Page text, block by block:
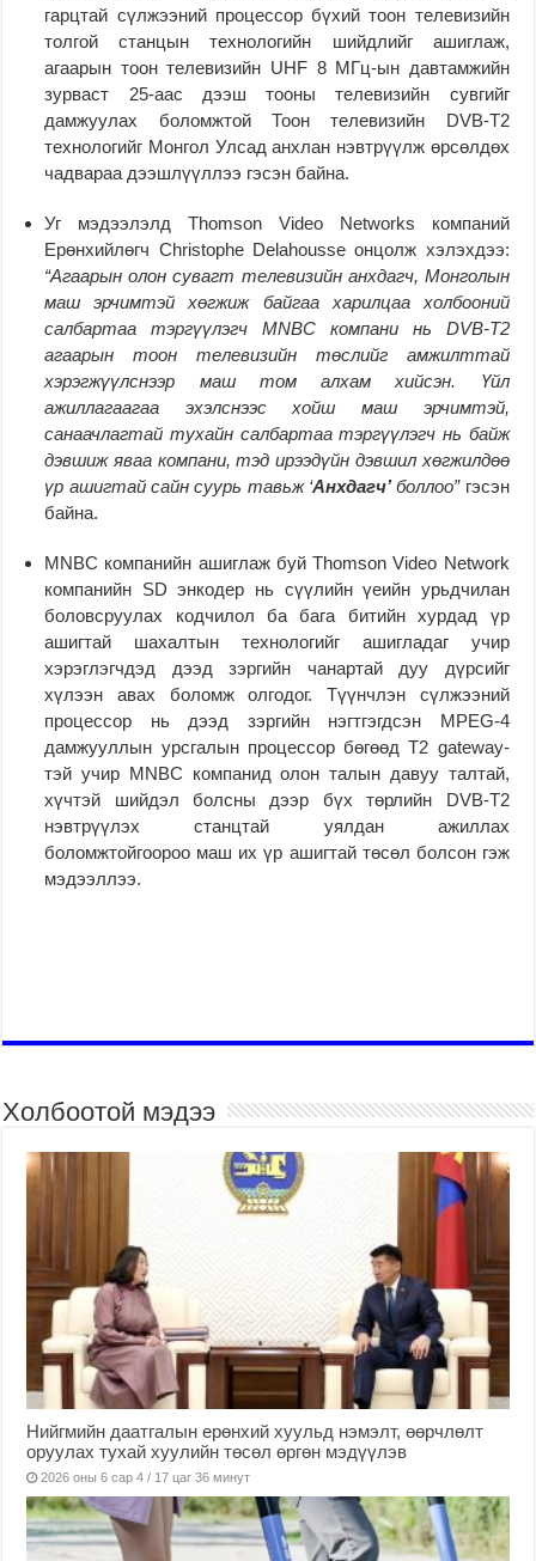
гарцтай сүлжээний процессор бүхий тоон телевизийн
толгой станцын технологийн шийдлийг ашиглаж,
агаарын тоон телевизийн UHF 8 МГц-ын давтамжийн
зурваст 25-аас дээш тооны телевизийн сувгийг
дамжуулах боломжтой Тоон телевизийн DVB-T2
технологийг Монгол Улсад анхлан нэвтрүүлж өрсөлдөх
чадвараа дээшлүүллээ гэсэн байна.
Уг мэдээлэлд Thomson Video Networks компаний
Ерөнхийлөгч Christophe Delahousse онцолж хэлэхдээ:
“Агаарын олон сувагт телевизийн анхдагч, Монголын
маш эрчимтэй хөгжиж байгаа харилцаа холбооний
салбартаа тэргүүлэгч MNBC компани нь DVB-T2
агаарын тоон телевизийн төслийг амжилттай
хэрэгжүүлснээр маш том алхам хийсэн. Үйл
ажиллагаагаа эхэлснээс хойш маш эрчимтэй,
санаачлагтай тухайн салбартаа тэргүүлэгч нь байж
дэвшиж яваа компани, тэд ирээдүйн дэвшил хөгжилдөө
үр ашигтай сайн суурь тавьж ‘Анхдагч’боллоо”гэсэн
байна.
MNBC компанийн ашиглаж буй Thomson Video Network
компанийн SD энкодер нь сүүлийн үеийн урьдчилан
боловсруулах кодчилол ба бага битийн хурдад үр
ашигтай шахалтын технологийг ашигладаг учир
хэрэглэгчдэд дээд зэргийн чанартай дуу дүрсийг
хүлээн авах боломж олгодог. Түүнчлэн сүлжээний
процессор нь дээд зэргийн нэгтгэгдсэн MPEG-4
дамжууллын урсгалын процессор бөгөөд T2 gateway-
тэй учир MNBC компанид олон талын давуу талтай,
хүчтэй шийдэл болсны дээр бүх төрлийн DVB-T2
нэвтрүүлэх станцтай уялдан ажиллах
боломжтойгоороо маш их үр ашигтай төсөл болсон гэж
мэдээллээ.
Холбоотой мэдээ
Нийгмийн даатгалын ерөнхий хуульд нэмэлт, өөрчлөлт
оруулах тухай хуулийн төсөл өргөн мэдүүлэв
2026 оны 6 сар 4 / 17 цаг 36 минут